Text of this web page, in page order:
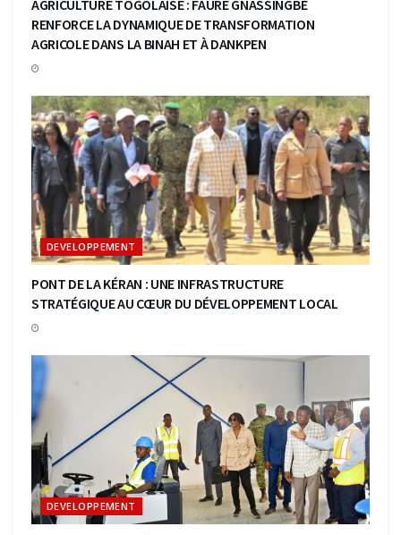
AGRICULTURE TOGOLAISE : FAURE GNASSINGBÉ
RENFORCE LA DYNAMIQUE DE TRANSFORMATION
AGRICOLE DANS LA BINAH ET À DANKPEN
DEVELOPPEMENT
PONT DE LA KÉRAN : UNE INFRASTRUCTURE
STRATÉGIQUE AU CŒUR DU DÉVELOPPEMENT LOCAL
DEVELOPPEMENT